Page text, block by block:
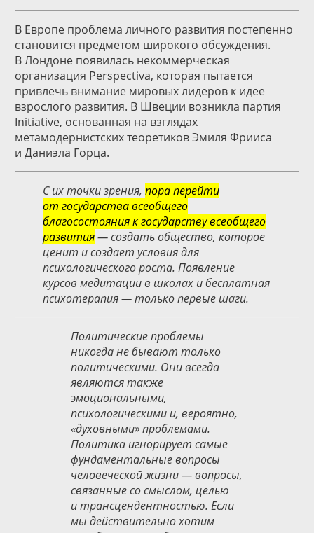
В Европе проблема личного развития постепенно
становится предметом широкого обсуждения.
В Лондоне появилась некоммерческая
организация Perspectiva, которая пытается
привлечь внимание мировых лидеров к идее
взрослого развития. В Швеции возникла партия
Initiative, основанная на взглядах
метамодернистских теоретиков Эмиля Фрииса
и Даниэла Горца.
С их точки зрения, пора перейти
от государства всеобщего
благосостояния к государству всеобщего
развития— создать общество, которое
ценит и создает условия для
психологического роста. Появление
курсов медитации в школах и бесплатная
психотерапия — только первые шаги.
Политические проблемы
никогда не бывают только
политическими. Они всегда
являются также
эмоциональными,
психологическими и, вероятно,
«духовными» проблемами.
Политика игнорирует самые
фундаментальные вопросы
человеческой жизни — вопросы,
связанные со смыслом, целью
и трансцендентностью. Если
мы действительно хотим